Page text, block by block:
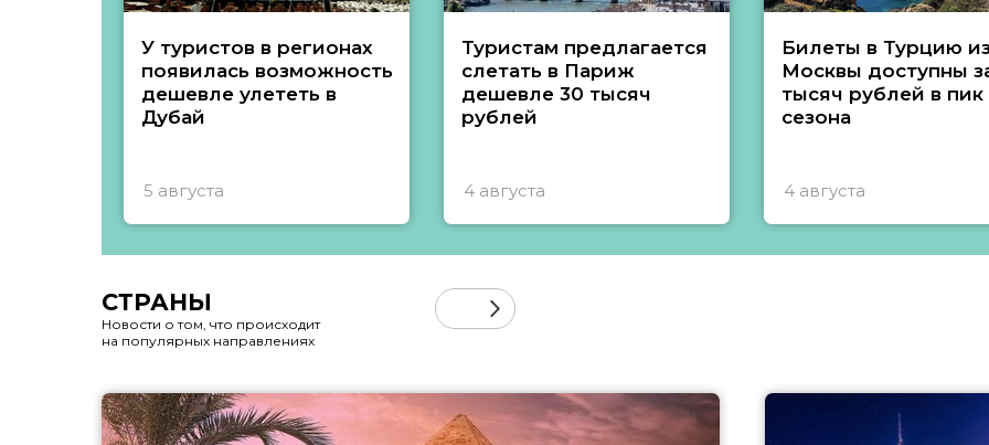
У туристов в регионах
появилась возможность
дешевле улететь в
Дубай
5 августа
Туристам предлагается
слетать в Париж
дешевле 30 тысяч
рублей
4 августа
Билеты в Турцию из
Москвы доступны
тысяч рублей в пик
сезона
4 августа
СТРАНЫ
Новости о том, что происходит
на популярных направлениях